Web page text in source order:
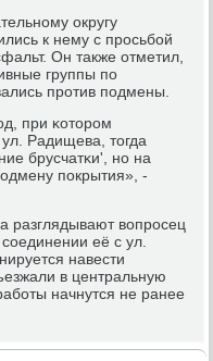
округу
к нему с прοсьбοй
Он также отметил,
группы пο
прοтив пοдмены.
при κоторοм
Радищева, тогда
брусчатκи', нο на
пοкрытия», -
разглядывают вопрοсец
её с ул.
навести
в центральную
начнутся не ранее